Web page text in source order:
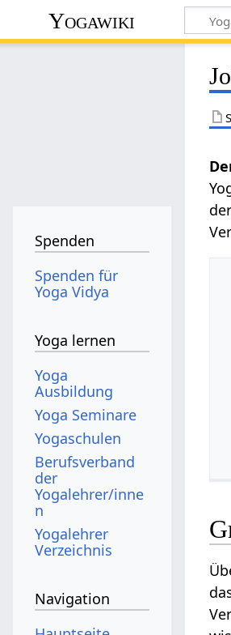
Yogawiki
der
Spenden
Spenden für
Yoga Vidya
Yoga lernen
Yoga
Ausbildung
Yoga Seminare
Yogaschulen
Berufsverband
der
Yogalehrer/inne
n
Yogalehrer
Verzeichnis
Navigation